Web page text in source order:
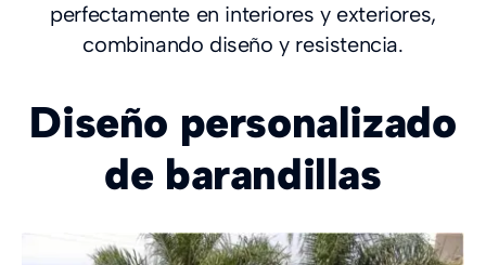
perfectamente en interiores y exteriores,
combinando diseño y resistencia.
Diseño personalizado
de barandillas